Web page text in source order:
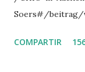
Soers#/beitrag/
COMPARTIR